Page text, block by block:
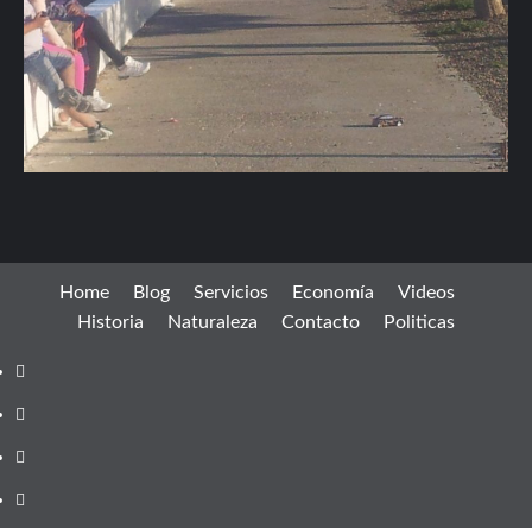
Home Blog Servicios Economía
Videos
Historia
Naturaleza Contacto Politicas
Facebook
instagram
twitter
youtube